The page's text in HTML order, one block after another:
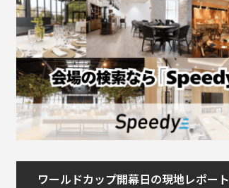
ワールドカップ開幕日の現地レポート